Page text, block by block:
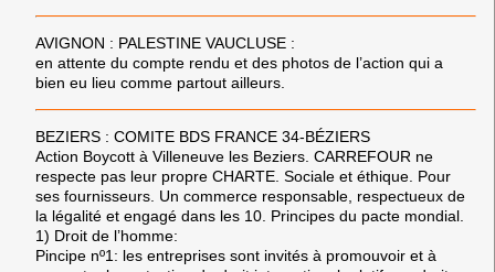
AVIGNON : PALESTINE VAUCLUSE :
en attente du compte rendu et des photos de l’action qui a
bien eu lieu comme partout ailleurs.
BEZIERS : COMITE BDS FRANCE 34-BÉZIERS
Action Boycott à Villeneuve les Beziers. CARREFOUR ne
respecte pas leur propre CHARTE. Sociale et éthique. Pour
ses fournisseurs. Un commerce responsable, respectueux de
la légalité et engagé dans les 10. Principes du pacte mondial.
1) Droit de l’homme:
Pincipe nº1: les entreprises sont invités à promouvoir et à